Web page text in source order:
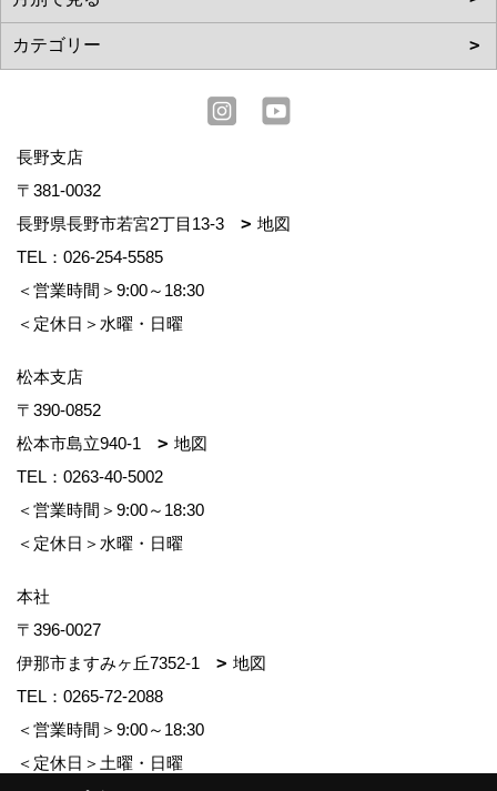
長野支店
〒381-0032
長野県長野市若宮2丁目13-3
地図
TEL： 026-254-5585
＜営業時間＞9:00～18:30
＜定休日＞水曜・日曜
松本支店
〒390-0852
松本市島立940-1
地図
TEL： 0263-40-5002
＜営業時間＞9:00～18:30
＜定休日＞水曜・日曜
本社
〒396-0027
伊那市ますみヶ丘7352-1
地図
TEL： 0265-72-2088
＜営業時間＞9:00～18:30
＜定休日＞土曜・日曜